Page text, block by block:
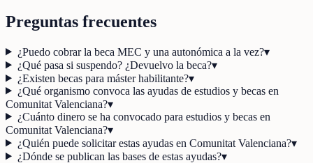
Preguntas frecuentes
¿Puedo cobrar la beca MEC y una autonómica a la vez?▾
¿Qué pasa si suspendo? ¿Devuelvo la beca?▾
¿Existen becas para máster habilitante?▾
¿Qué organismo convoca las ayudas de estudios y becas en
Comunitat Valenciana?▾
¿Cuánto dinero se ha convocado para estudios y becas en
Comunitat Valenciana?▾
¿Quién puede solicitar estas ayudas en Comunitat Valenciana?▾
¿Dónde se publican las bases de estas ayudas?▾